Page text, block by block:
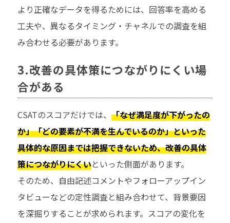
より正確なデータを得るためには、回答率を高める
工夫や、異なるタイミング・チャネルでの調査を組
み合わせる必要があります。
3.改善の具体策につながりにくい場
合がある
CSATのスコアだけでは、 「なぜ満足度が下がったの
か」「どの要素が不満を生んでいるのか」といった
具体的な原因までは把握できないため、改善の具体
策につながりにくいといった側面があります。
そのため、自由記述コメントやフォローアップイン
タビューなどの定性調査と組み合わせて、背景要因
を深掘りすることが求められます。スコアの変化を